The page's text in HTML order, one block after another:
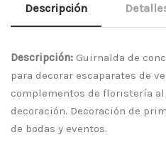
Descripción
Descripción: Guirnalda de
para decorar escaparates de
complementos de floristería al
decoración. Decoración de
de bodas y eventos.